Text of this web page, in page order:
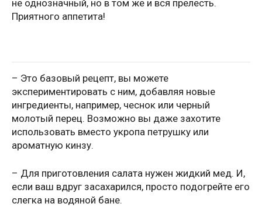
не однозначный, но в том же и вся прелесть.
Приятного аппетита!
– Это базовый рецепт, вы можете
экспериментировать с ним, добавляя новые
ингредиенты, например, чеснок или черный
молотый перец. Возможно вы даже захотите
использовать вместо укропа петрушку или
ароматную кинзу.
– Для приготовления салата нужен жидкий мед. И,
если ваш вдруг засахарился, просто подогрейте его
слегка на водяной бане.